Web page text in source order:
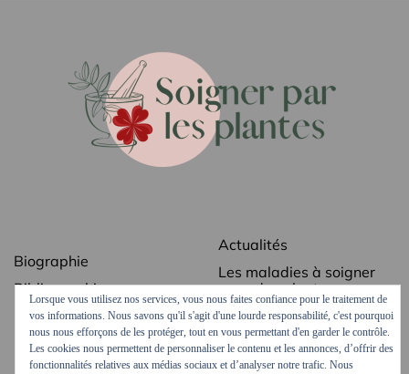
Biographie
Bibliographie
Revue de presse
Contact
Mentions légales
Actualités
Les maladies à soigner
avec des plantes
Les secrets des plantes
médicinales
Ordonnances vertes
Lorsque vous utilisez nos services, vous nous faites confiance pour le traitement de
vos informations. Nous savons qu'il s'agit d'une lourde responsabilité, c'est pourquoi
nous nous efforçons de les protéger, tout en vous permettant d'en garder le contrôle.
Les cookies nous permettent de personnaliser le contenu et les annonces, d’offrir des
fonctionnalités relatives aux médias sociaux et d’analyser notre trafic. Nous